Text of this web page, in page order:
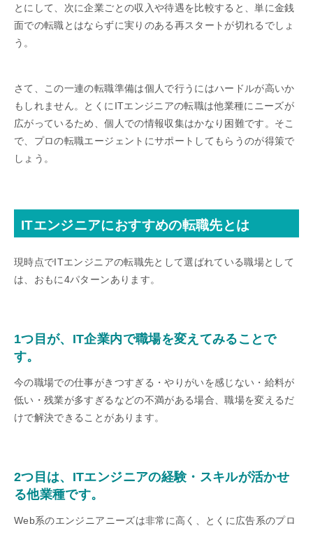
とにして、次に企業ごとの収入や待遇を比較すると、単に金銭
面での転職とはならずに実りのある再スタートが切れるでしょ
う。
さて、この一連の転職準備は個人で行うにはハードルが高いか
もしれません。とくにITエンジニアの転職は他業種にニーズが
広がっているため、個人での情報収集はかなり困難です。そこ
で、プロの転職エージェントにサポートしてもらうのが得策で
しょう。
ITエンジニアにおすすめの転職先とは
現時点でITエンジニアの転職先として選ばれている職場として
は、おもに4パターンあります。
1つ目が、IT企業内で職場を変えてみることで
す。
今の職場での仕事がきつすぎる・やりがいを感じない・給料が
低い・残業が多すぎるなどの不満がある場合、職場を変えるだ
けで解決できることがあります。
2つ目は、ITエンジニアの経験・スキルが活かせ
る他業種です。
Web系のエンジニアニーズは非常に高く、とくに広告系のプロ